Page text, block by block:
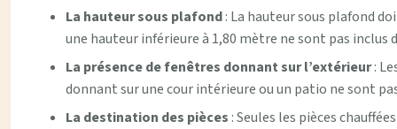
La hauteur sous plafond: La hauteur sous plafond
une hauteur inférieure à 1,80 mètre ne sont pas inclus
La présence de fenêtres donnant sur l’extérieur:
donnant sur une cour intérieure ou un patio ne sont
La destination des pièces : Seules les pièces